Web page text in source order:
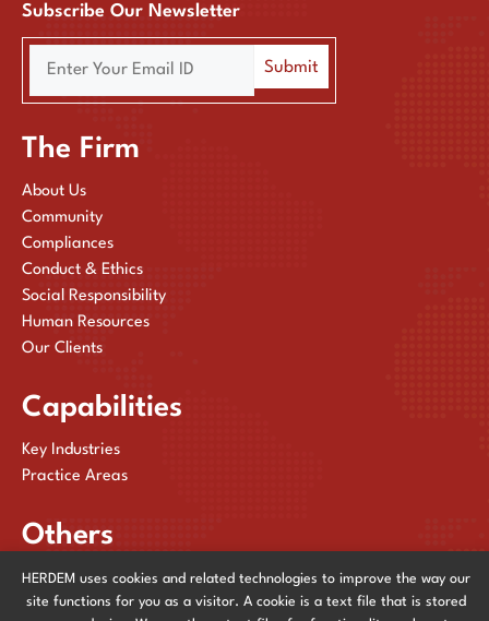
Subscribe Our Newsletter
The Firm
About Us
Community
Compliances
Conduct & Ethics
Social Responsibility
Human Resources
Our Clients
Capabilities
Key Industries
Practice Areas
Others
Publications
News & Events
HERDEM uses cookies and related technologies to improve the way our
site functions for you as a visitor. A cookie is a text file that is stored